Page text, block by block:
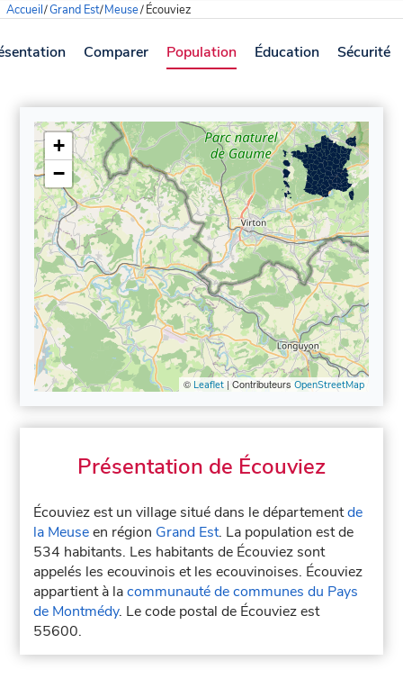
Accueil/Grand Est/Meuse/Écouviez
Comparer Population Éducation Sécurité
+
−
© Leaflet| Contributeurs OpenStreetMap
Présentation de Écouviez
Écouviez est un village situé dans le départementde
la Meuseen région Grand Est. La population est de
534 habitants. Les habitants de Écouviez sont
appelés les ecouvinois et les ecouvinoises. Écouviez
appartient à lacommunauté de communes du Pays
de Montmédy. Le code postal de Écouviez est
55600.